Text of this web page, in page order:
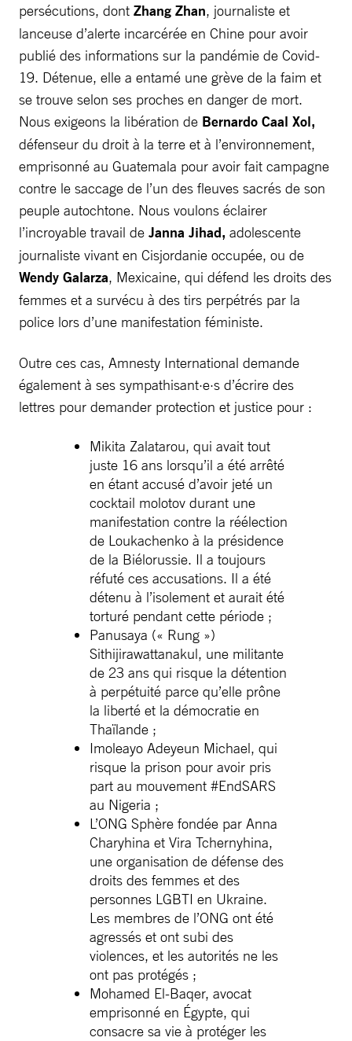
persécutions, dont Zhang Zhan, journaliste et
lanceuse d’alerte incarcérée en Chine pour avoir
publié des informations sur la pandémie de Covid-
19. Détenue, elle a entamé une grève de la faim et
se trouve selon ses proches en danger de mort.
Nous exigeons la libération de Bernardo Caal Xol,
défenseur du droit à la terre et à l’environnement,
emprisonné au Guatemala pour avoir fait campagne
contre le saccage de l’un des fleuves sacrés de son
peuple autochtone. Nous voulons éclairer
l’incroyable travail de Janna Jihad, adolescente
journaliste vivant en Cisjordanie occupée, ou de
Wendy Galarza, Mexicaine, qui défend les droits des
femmes et a survécu à des tirs perpétrés par la
police lors d’une manifestation féministe.
Outre ces cas, Amnesty International demande
également à ses sympathisant·e·s d’écrire des
lettres pour demander protection et justice pour :
Mikita Zalatarou, qui avait tout
juste 16 ans lorsqu’il a été arrêté
en étant accusé d’avoir jeté un
cocktail molotov durant une
manifestation contre la réélection
de Loukachenko à la présidence
de la Biélorussie. Il a toujours
réfuté ces accusations. Il a été
détenu à l’isolement et aurait été
torturé pendant cette période ;
Panusaya (« Rung »)
Sithijirawattanakul, une militante
de 23 ans qui risque la détention
à perpétuité parce qu’elle prône
la liberté et la démocratie en
Thaïlande ;
Imoleayo Adeyeun Michael, qui
risque la prison pour avoir pris
part au mouvement #EndSARS
au Nigeria ;
L’ONG Sphère fondée par Anna
Charyhina et Vira Tchernyhina,
une organisation de défense des
droits des femmes et des
personnes LGBTI en Ukraine.
Les membres de l’ONG ont été
agressés et ont subi des
violences, et les autorités ne les
ont pas protégés ;
Mohamed El-Baqer, avocat
emprisonné en Égypte, qui
consacre sa vie à protéger les